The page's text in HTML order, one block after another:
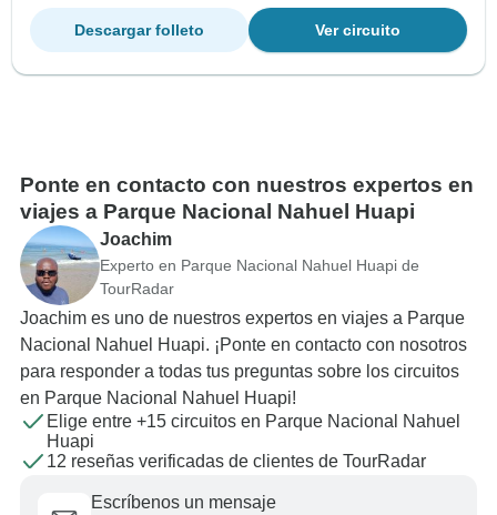
Ver circuito
Descargar folleto
Ponte en contacto con nuestros expertos en
viajes a Parque Nacional Nahuel Huapi
Joachim
Experto en Parque Nacional Nahuel Huapi de
TourRadar
Joachim es uno de nuestros expertos en viajes a Parque
Nacional Nahuel Huapi. ¡Ponte en contacto con nosotros
para responder a todas tus preguntas sobre los circuitos
en Parque Nacional Nahuel Huapi!
Elige entre +15 circuitos en Parque Nacional Nahuel
Huapi
12 reseñas verificadas de clientes de TourRadar
Escríbenos un mensaje